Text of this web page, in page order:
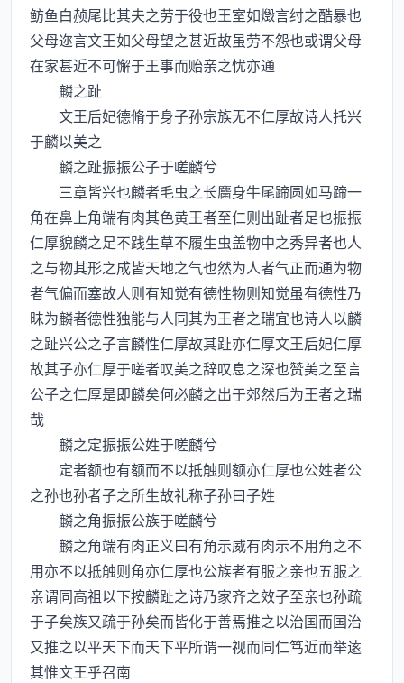
鲂鱼白赪尾比其夫之劳于役也王室如燬言纣之酷暴也
父母迩言文王如父母望之甚近故虽劳不怨也或谓父母
在家甚近不可懈于王事而贻亲之忧亦通
麟之趾
文王后妃德脩于身子孙宗族无不仁厚故诗人托兴
于麟以美之
麟之趾振振公子于嗟麟兮
三章皆兴也麟者毛虫之长麕身牛尾蹄圆如马蹄一
角在鼻上角端有肉其色黄王者至仁则出趾者足也振振
仁厚貌麟之足不践生草不履生虫盖物中之秀异者也人
之与物其形之成皆天地之气也然为人者气正而通为物
者气偏而塞故人则有知觉有德性物则知觉虽有德性乃
昧为麟者德性独能与人同其为王者之瑞宜也诗人以麟
之趾兴公之子言麟性仁厚故其趾亦仁厚文王后妃仁厚
故其子亦仁厚于嗟者叹美之辞叹息之深也赞美之至言
公子之仁厚是即麟矣何必麟之出于郊然后为王者之瑞
哉
麟之定振振公姓于嗟麟兮
定者额也有额而不以抵触则额亦仁厚也公姓者公
之孙也孙者子之所生故礼称子孙曰子姓
麟之角振振公族于嗟麟兮
麟之角端有肉正义曰有角示威有肉示不用角之不
用亦不以抵触则角亦仁厚也公族者有服之亲也五服之
亲谓同高祖以下按麟趾之诗乃家齐之效子至亲也孙疏
于子矣族又疏于孙矣而皆化于善焉推之以治国而国治
又推之以平天下而天下平所谓一视而同仁笃近而举逺
其惟文王乎召南